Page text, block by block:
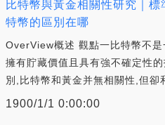
比特幣與黃金相關性研究｜
特幣的區別在哪
OverView概述 觀點一比特幣不
擁有貯藏價值且具有強不確定性
別,比特幣和黃金并無相關性,但卻
1900/1/1 0:00:00